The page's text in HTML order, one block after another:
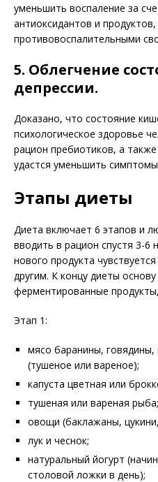
уменьшить воспаление за
антиоксидантов и
противовоспалительными
5. Облегчение
депрессии.
Доказано, что состояние
психологическое здоровье
рацион пребиотиков, а
удастся уменьшить симптомы
Этапы диеты
Диета включает 6 этапов и
вводить в рацион спустя 3-6
нового продукта
другим. К концу диеты
ферментированные
Этап 1:
мясо баранины, говядины,
(тушеное или вареное);
капуста цветная или
тушеная или вареная рыба;
овощи (баклажаны,
лук и чеснок;
натуральный йогурт
столовой ложки в день);